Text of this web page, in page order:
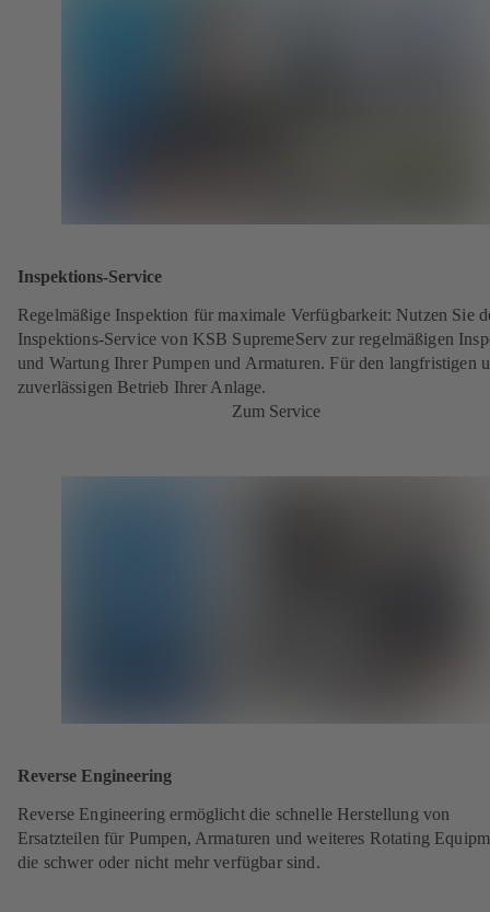
Inspektions-Service
Regelmäßige Inspektion für maximale Verfügbarkeit: Nutzen Sie
Inspektions-Service von KSB SupremeServ zur regelmäßigen
und Wartung Ihrer Pumpen und Armaturen. Für den langfristigen
zuverlässigen Betrieb Ihrer Anlage.
Zum Service
Reverse Engineering
Reverse Engineering ermöglicht die schnelle Herstellung von
Ersatzteilen für Pumpen, Armaturen und weiteres Rotating
die schwer oder nicht mehr verfügbar sind.